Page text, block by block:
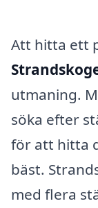
Att hitta ett
utmaning.
söka efter
för att hitta
bäst.
med flera